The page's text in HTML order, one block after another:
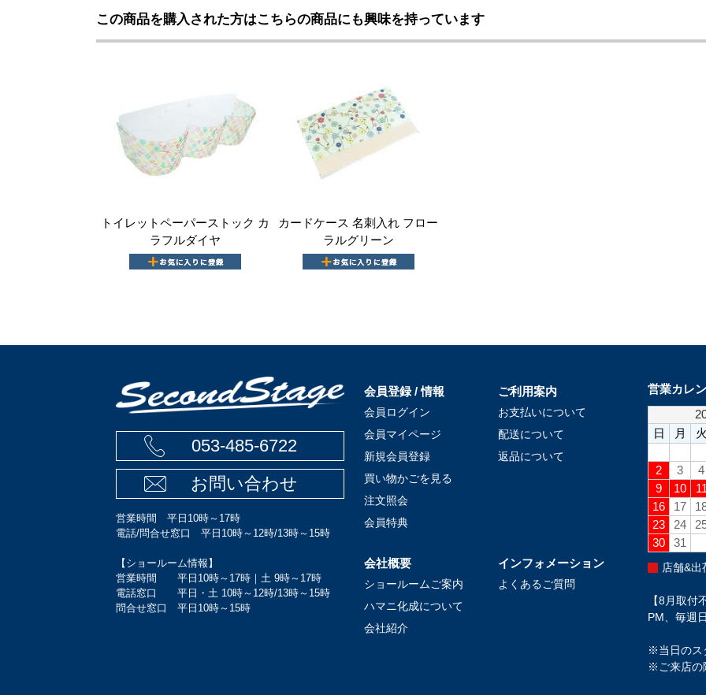
この商品を購入された方はこちらの商品にも興味を持っています
トイレットペーパーストック カ
ラフルダイヤ
カードケース 名刺入れ フロー
ラルグリーン
053-485-6722
お問い合わせ
営業時間 平日10時～17時
電話/問合せ窓口 平日10時～12時/13時～15時
【ショールーム情報】
営業時間 平日10時～17時｜土 9時～17時
電話窓口 平日・土 10時～12時/13時～15時
問合せ窓口 平日10時～15時
会員登録 / 情報
会員ログイン
会員マイページ
新規会員登録
買い物かごを見る
注文照会
会員特典
ご利用案内
お支払いについて
配送について
返品について
会社概要
ショールームご案内
ハマニ化成について
会社紹介
インフォメーション
よくあるご質問
営業カレ
店舗&出
【8月取
PM、毎週
※当日のス
※ご来店の